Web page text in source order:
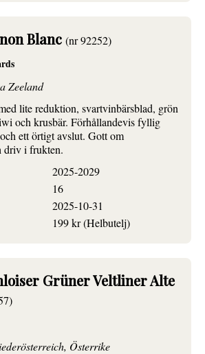
Blanc (nr 92252)
Zeeland
lite reduktion, svartvinbärsblad, grön
och krusbär. Förhållandevis fyllig
ett örtigt avslut. Gott om
driv i frukten.
2025-2029
16
2025-10-31
199 kr (Helbutelj)
Grüner Veltliner Alte
Österrike